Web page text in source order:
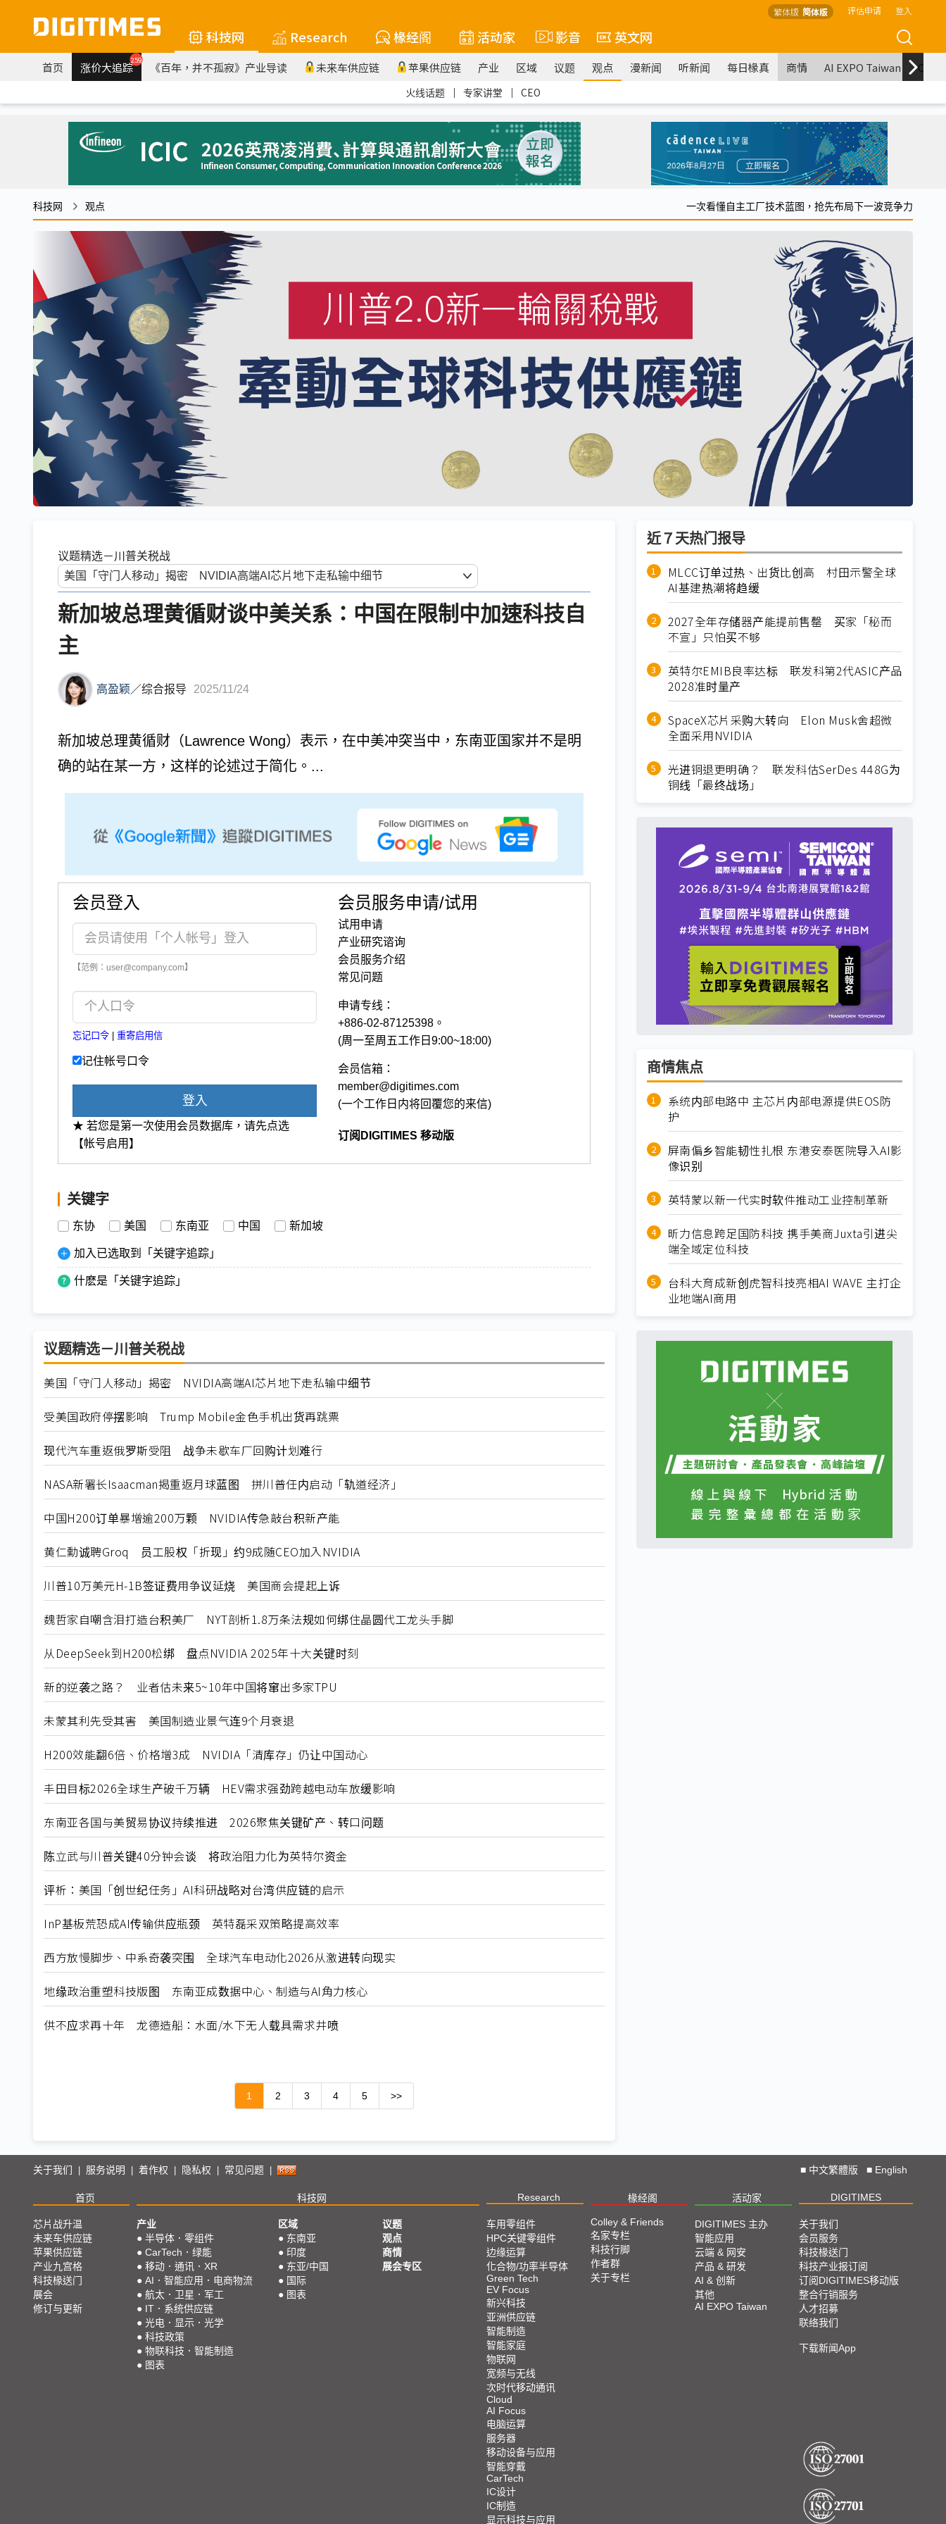
繁体版 简体版 评估申请 登入
科技网 Research 椽经阁 活动家 影音 英文网
首页 涨价大追踪259 《百年，并不孤寂》产业导读 未来车供应链 苹果供应链 产业 区域 议题 观点 漫新闻 听新闻 每日椽真 商情 AI EXPO Taiwan
火线话题 ｜ 专家讲堂 ｜ CEO
科技网 观点 一次看懂自主工厂技术蓝图，抢先布局下一波竞争力
议题精选－川普关税战
新加坡总理黄循财谈中美关系：中国在限制中加速科技自
主
高盈颖 ／综合报导 2025/11/24
新加坡总理黄循财（Lawrence Wong）表示，在中美冲突当中，东南亚国家并不是明
确的站在某一方，这样的论述过于简化。...
会员登入
【范例：user@company.com】
忘记口令 | 重寄启用信
记住帐号口令
登入
★ 若您是第一次使用会员数据库，请先点选
【帐号启用】
会员服务申请/试用
试用申请
产业研究谘询
会员服务介绍
常见问题
申请专线：
+886-02-87125398。
(周一至周五工作日9:00~18:00)
会员信箱：
member@digitimes.com
(一个工作日内将回覆您的来信)
订阅DIGITIMES 移动版
关键字
东协 美国 东南亚 中国 新加坡
加入已选取到「关键字追踪」
什麽是「关键字追踪」
议题精选－川普关税战
美国「守门人移动」揭密 NVIDIA高端AI芯片地下走私输中细节
受美国政府停摆影响 Trump Mobile金色手机出货再跳票
现代汽车重返俄罗斯受阻 战争未歇车厂回购计划难行
NASA新署长Isaacman揭重返月球蓝图 拼川普任内启动「轨道经济」
中国H200订单暴增逾200万颗 NVIDIA传急敲台积新产能
黄仁勳诚聘Groq 员工股权「折现」约9成随CEO加入NVIDIA
川普10万美元H-1B签证费用争议延烧 美国商会提起上诉
魏哲家自嘲含泪打造台积美厂 NYT剖析1.8万条法规如何绑住晶圆代工龙头手脚
从DeepSeek到H200松绑 盘点NVIDIA 2025年十大关键时刻
新的逆袭之路？ 业者估未来5~10年中国将窜出多家TPU
未蒙其利先受其害 美国制造业景气连9个月衰退
H200效能翻6倍、价格增3成 NVIDIA「清库存」仍让中国动心
丰田目标2026全球生产破千万辆 HEV需求强劲跨越电动车放缓影响
东南亚各国与美贸易协议持续推进 2026聚焦关键矿产、转口问题
陈立武与川普关键40分钟会谈 将政治阻力化为英特尔资金
评析：美国「创世纪任务」AI科研战略对台湾供应链的启示
InP基板荒恐成AI传输供应瓶颈 英特磊采双策略提高效率
西方放慢脚步、中系奇袭突围 全球汽车电动化2026从激进转向现实
地缘政治重塑科技版图 东南亚成数据中心、制造与AI角力核心
供不应求再十年 龙德造船：水面/水下无人载具需求井喷
1 2 3 4 5 >>
近７天热门报导
MLCC订单过热、出货比创高 村田示警全球
AI基建热潮将趋缓
2027全年存储器产能提前售罄 买家「秘而
不宣」只怕买不够
英特尔EMIB良率达标 联发科第2代ASIC产品
2028准时量产
SpaceX芯片采购大转向 Elon Musk舍超微
全面采用NVIDIA
光进铜退更明确？ 联发科估SerDes 448G为
铜线「最终战场」
商情焦点
系统内部电路中 主芯片内部电源提供EOS防
护
屏南偏乡智能韧性扎根 东港安泰医院导入AI影
像识别
英特蒙以新一代实时软件推动工业控制革新
昕力信息跨足国防科技 携手美商Juxta引进尖
端全域定位科技
台科大育成新创虎智科技亮相AI WAVE 主打企
业地端AI商用
关于我们 | 服务说明 | 着作权 | 隐私权 | 常见问题 | ■ 中文繁體版 ■ English
首页 科技网 Research 椽经阁 活动家 DIGITIMES
芯片战升温
未来车供应链
苹果供应链
产业九宫格
科技椽送门
展会
修订与更新
产业
● 半导体．零组件
● CarTech．绿能
● 移动．通讯．XR
● AI．智能应用．电商物流
● 航太．卫星．军工
● IT．系统供应链
● 光电．显示．光学
● 科技政策
● 物联科技．智能制造
● 图表
区域
● 东南亚
● 印度
● 东亚/中国
● 国际
● 图表
议题
观点
商情
展会专区
车用零组件
HPC关键零组件
边缘运算
化合物/功率半导体
Green Tech
EV Focus
新兴科技
亚洲供应链
智能制造
智能家庭
物联网
宽频与无线
次时代移动通讯
Cloud
AI Focus
电脑运算
服务器
移动设备与应用
智能穿戴
CarTech
IC设计
IC制造
显示科技与应用
Colley & Friends
名家专栏
科技行脚
作者群
关于专栏
DIGITIMES 主办
智能应用
云端 & 网安
产品 & 研发
AI & 创新
其他
AI EXPO Taiwan
关于我们
会员服务
科技椽送门
科技产业报订阅
订阅DIGITIMES移动版
整合行销服务
人才招募
联络我们
下载新闻App